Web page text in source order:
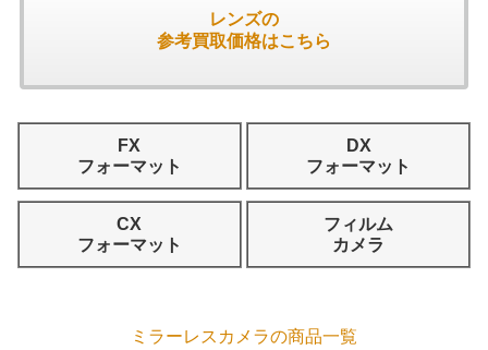
レンズの
参考買取価格はこちら
FX
フォーマット
DX
フォーマット
CX
フォーマット
フィルム
カメラ
ミラーレスカメラの商品一覧